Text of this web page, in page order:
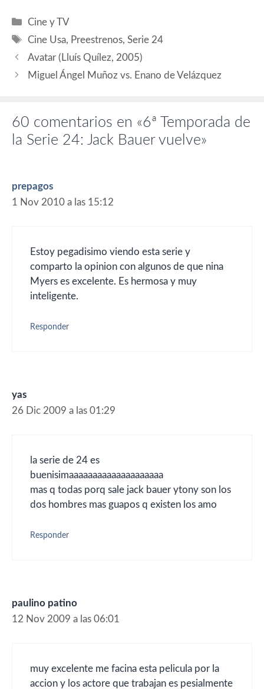
Categorías
Cine y TV
Etiquetas
Cine Usa, Preestrenos,Serie 24
Avatar (Lluís Quílez, 2005)
Miguel Ángel Muñoz vs. Enano de Velázquez
60 comentarios en «6ª Temporada de
la Serie 24: Jack Bauer vuelve»
prepagos
1 Nov 2010 a las 15:12
Estoy pegadisimo viendo esta serie y
comparto la opinion con algunos de que nina
Myers es excelente. Es hermosa y muy
inteligente.
Responder
yas
26 Dic 2009 a las 01:29
la serie de 24 es
buenisimaaaaaaaaaaaaaaaaaaaa
mas q todas porq sale jack bauer ytony son los
dos hombres mas guapos q existen los amo
Responder
paulino patino
12 Nov 2009 a las 06:01
muy excelente me facina esta pelicula por la
accion y los actore que trabajan es pesialmente